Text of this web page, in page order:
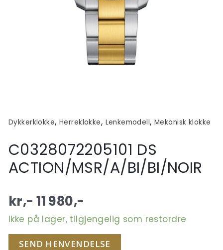
Dykkerklokke, Herreklokke, Lenkemodell,Mekanisk klokke
C0328072205101 DS
ACTION/MSR/A/BI/BI/NOIR
kr,- 11 980,-
Ikke på lager, tilgjengelig som restordre
SEND HENVENDELSE